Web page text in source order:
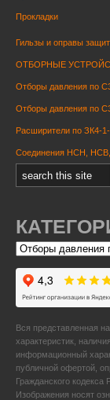
Прокладки
Гильзы и оправы
ОТБОРНЫЕ
Отборы давления по
Отборы давления по
Расширители по ЗК4-
Соединения НСН, НСВ,
Вся представленная
характеристик,
информационный
публичной офертой,
Гражданского кодекса
Изображения носят